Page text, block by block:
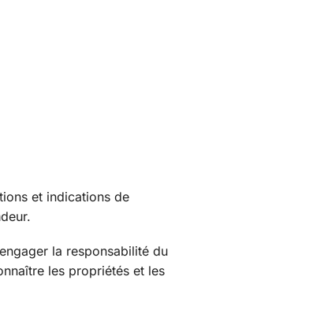
et indications de
la responsabilité du
les propriétés et les